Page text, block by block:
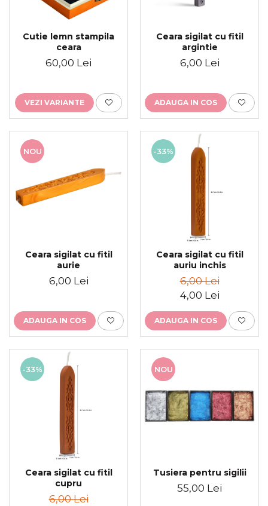
Placute gravate la comanda
Cutie lemn stampila
ceara
60,00 Lei
VEZI VARIANTE
Ceara sigilat cu fitil
argintie
6,00 Lei
ADAUGA IN COS
NOU
Ceara sigilat cu fitil
aurie
6,00 Lei
ADAUGA IN COS
-33%
Ceara sigilat cu fitil
auriu inchis
6,00 Lei
4,00 Lei
ADAUGA IN COS
-33%
Ceara sigilat cu fitil
cupru
6,00 Lei
NOU
Tusiera pentru sigilii
55,00 Lei